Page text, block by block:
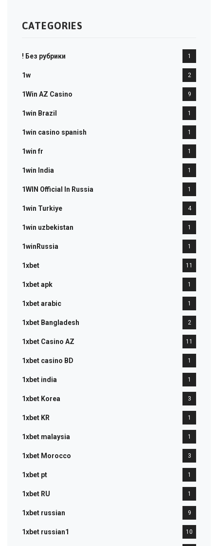
CATEGORIES
! Без рубрики 1
1w 2
1Win AZ Casino 9
1win Brazil 1
1win casino spanish 1
1win fr 1
1win India 1
1WIN Official In Russia 1
1win Turkiye 4
1win uzbekistan 1
1winRussia 1
1xbet 11
1xbet apk 1
1xbet arabic 1
1xbet Bangladesh 2
1xbet Casino AZ 11
1xbet casino BD 1
1xbet india 1
1xbet Korea 3
1xbet KR 1
1xbet malaysia 1
1xbet Morocco 3
1xbet pt 1
1xbet RU 1
1xbet russian 9
1xbet russian1 10